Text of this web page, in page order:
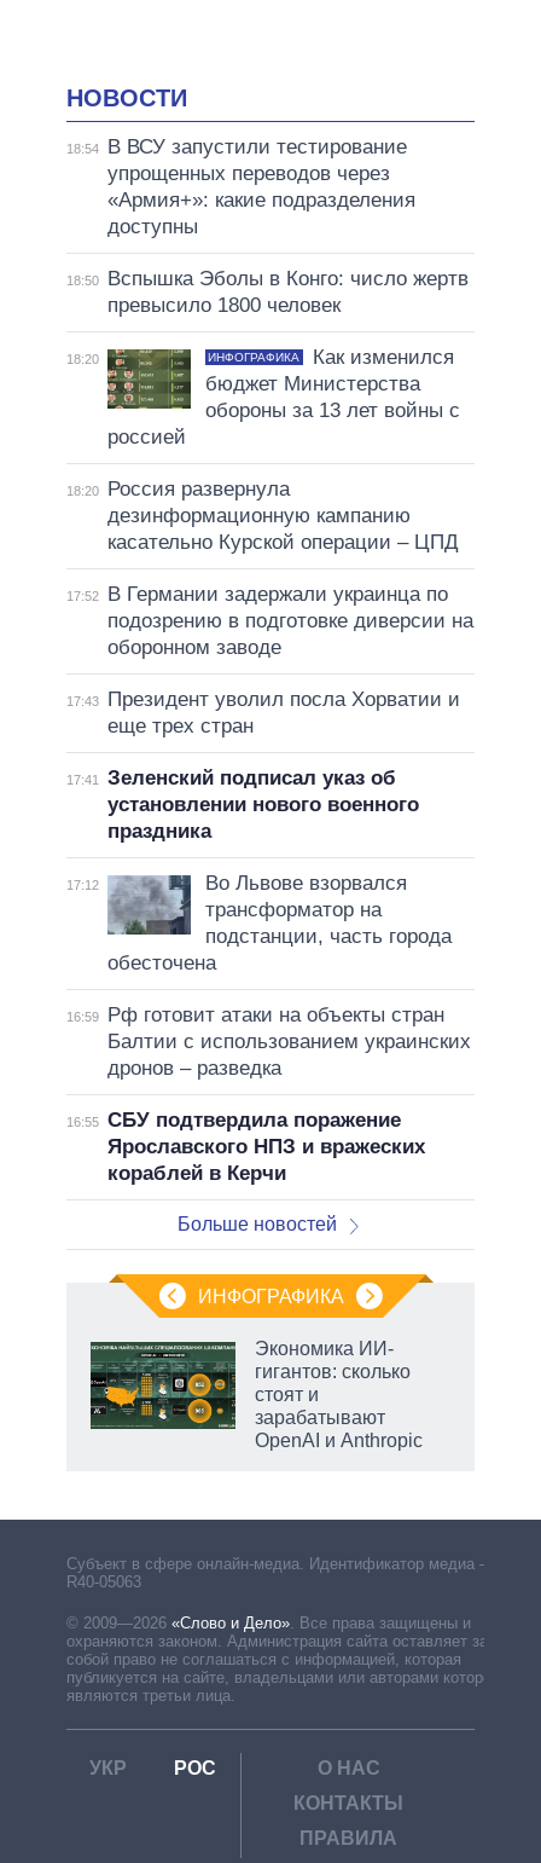
НОВОСТИ
18:54
В ВСУ запустили тестирование
упрощенных переводов через
«Армия+»: какие подразделения
доступны
18:50
Вспышка Эболы в Конго: число жертв
превысило 1800 человек
18:20 ИНФОГРАФИКА
Как изменился
бюджет Министерства
обороны за 13 лет войны с
россией
18:20
Россия развернула
дезинформационную кампанию
касательно Курской операции – ЦПД
17:52
В Германии задержали украинца по
подозрению в подготовке диверсии на
оборонном заводе
17:43
Президент уволил посла Хорватии и
еще трех стран
17:41
Зеленский подписал указ об
установлении нового военного
праздника
17:12
Во Львове взорвался
трансформатор на
подстанции, часть города
обесточена
16:59
Рф готовит атаки на объекты стран
Балтии с использованием украинских
дронов – разведка
16:55 СБУ подтвердила поражение
Ярославского НПЗ и вражеских
кораблей в Керчи
Больше новостей
ИНФОГРАФИКА
Экономика ИИ-
гигантов: сколько
стоят и
зарабатывают
OpenAI и Anthropic
Субъект в сфере онлайн-медиа. Идентификатор медиа –
R40-05063
© 2009—2026 «Слово и Дело». Все права защищены и
охраняются законом. Администрация сайта оставляет за
собой право не соглашаться с информацией, которая
публикуется на сайте, владельцами или авторами которой
являются третьи лица.
УКР РОС
О НАС
КОНТАКТЫ
ПРАВИЛА